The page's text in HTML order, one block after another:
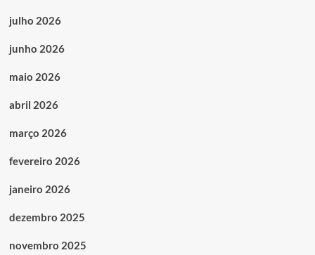
julho 2026
junho 2026
maio 2026
abril 2026
março 2026
fevereiro 2026
janeiro 2026
dezembro 2025
novembro 2025